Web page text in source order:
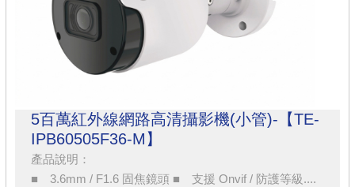
5百萬紅外線網路高清攝影機(小管)-【TE-
IPB60505F36-M】
產品說明：
■ 3.6mm / F1.6 固焦鏡頭 ■ 支援 Onvif / 防護等級....